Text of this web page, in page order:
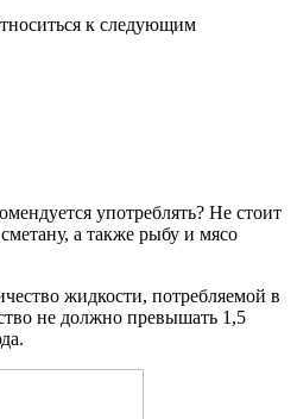
к следующим
употреблять? Не стоит
а также рыбу и мясо
жидкости, потребляемой в
не должно превышать 1,5